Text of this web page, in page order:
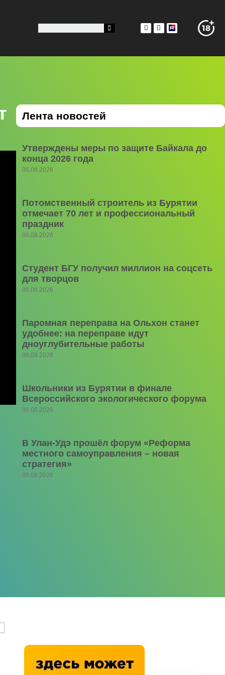
Лента новостей
Утверждены меры по защите Байкала до
конца 2026 года
06.08.2026
Потомственный строитель из Бурятии
отмечает 70 лет и профессиональный
праздник
06.08.2026
Студент БГУ получил миллион на соцсеть
для творцов
06.08.2026
Паромная переправа на Ольхон станет
удобнее: на переправе идут
дноуглубительные работы
06.08.2026
Школьники из Бурятии в финале
Всероссийского экологического форума
06.08.2026
В Улан-Удэ прошёл форум «Реформа
местного самоуправления – новая
стратегия»
05.08.2026